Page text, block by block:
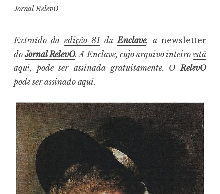
Jornal RelevO
Extraído da edição 81 daEnclave, anewsletter
doJornal RelevO. A Enclave, cujo arquivo inteiro está
aqui, pode ser assinada gratuitamente. ORelevO
pode ser assinado aqui.